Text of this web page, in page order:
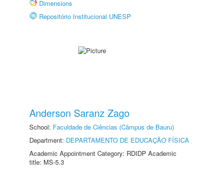
Dimensions
Repositório Institucional UNESP
Anderson Saranz Zago
School: Faculdade de Ciências (Câmpus de Bauru)
Department: DEPARTAMENTO DE EDUCAÇÃO FÍSICA
Academic Appointment Category: RDIDP Academic
title: MS-5.3